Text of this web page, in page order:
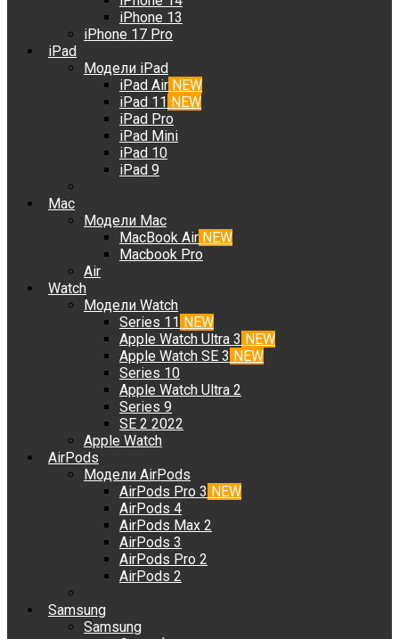
iPhone 13
iPhone 17 Pro
iPad
Модели iPad
iPad Air NEW
iPad 11 NEW
iPad Pro
iPad Mini
iPad 10
iPad 9
Mac
Модели Mac
MacBook Air NEW
Macbook Pro
Air
Watch
Модели Watch
Series 11 NEW
Apple Watch Ultra 3 NEW
Apple Watch SE 3 NEW
Series 10
Apple Watch Ultra 2
Series 9
SE 2 2022
Apple Watch
AirPods
Модели AirPods
AirPods Pro 3 NEW
AirPods 4
AirPods Max 2
AirPods 3
AirPods Pro 2
AirPods 2
Samsung
Samsung